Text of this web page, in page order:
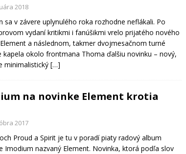
2018
sa v závere uplynulého roka rozhodne neflákali. Po
vydaní kritikmi i fanúšikmi vrelo prijatého nového
a následnom, takmer dvojmesačnom turné
kapela okolo frontmana Thoma ďalšiu novinku – nový,
minimalistický […]
na novinke Element krotia
2017
Proud a Spirit je tu v poradí piaty radový album
Imodium nazvaný Element. Novinka, ktorá podľa slov